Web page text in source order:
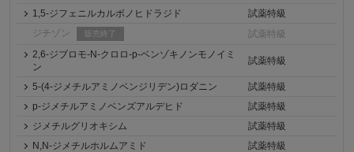
1,5-ジフェニルカルボノヒドラジド
試薬特級
ジチゾン
販売終了
試薬特級
2,6-ジブロモ-N-クロロ-p-ベンゾキノンモノイミ
ン
試薬特級
5-(4-ジメチルアミノベンジリデン)ロダニン
試薬特級
p-ジメチルアミノベンズアルデヒド
試薬特級
ジメチルグリオキシム
試薬特級
N,N-ジメチルホルムアミド
試薬特級